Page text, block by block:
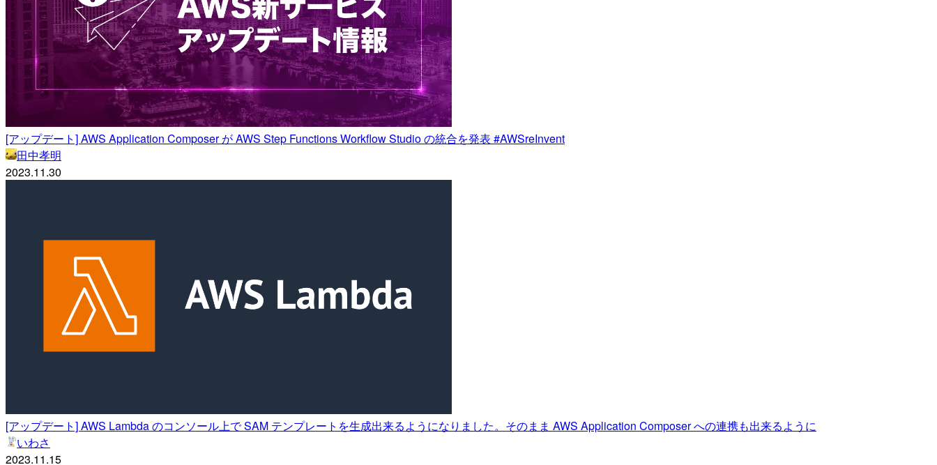
[アップデート] AWS Application Composer が AWS Step Functions Workflow Studio の統合を発表 #AWSreInvent
田中孝明
2023.11.30
[アップデート] AWS Lambda のコンソール上で SAM テンプレートを生成出来るようになりました。そのまま AWS Application Composer への連携も出来るように
いわさ
2023.11.15